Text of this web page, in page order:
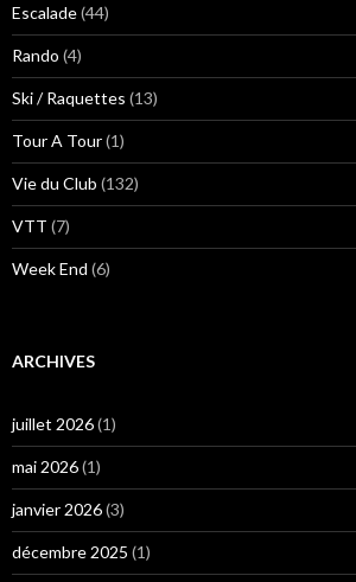
Escalade(44)
Rando (4)
Ski / Raquettes (13)
Tour A Tour(1)
Vie du Club (132)
VTT (7)
Week End (6)
ARCHIVES
juillet 2026(1)
mai 2026(1)
janvier 2026(3)
décembre 2025 (1)